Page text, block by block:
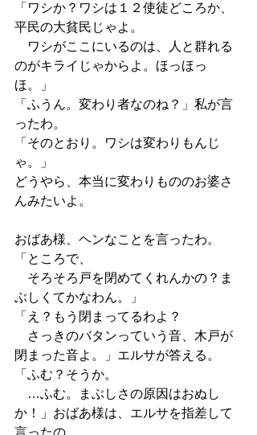
「ワシか？ワシは１２使徒どころか、
平民の大貧民じゃよ。
ワシがここにいるのは、人と群れる
のがキライじゃからよ。ほっほっ
ほ。」
「ふうん。変わり者なのね？」私が言
ったわ。
「そのとおり。ワシは変わりもんじ
ゃ。」
どうやら、本当に変わりもののお婆さ
んみたいよ。
おばあ様、ヘンなことを言ったわ。
「ところで、
そろそろ戸を閉めてくれんかの？ま
ぶしくてかなわん。」
「え？もう閉まってるわよ？
さっきのバタンっていう音、木戸が
閉まった音よ。」エルサが答える。
「ふむ？そうか。
…ふむ。まぶしさの原因はおぬし
か！」おばあ様は、エルサを指差して
言ったの。